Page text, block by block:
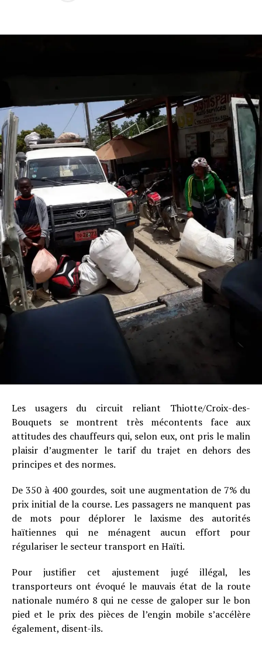
Les usagers du circuit reliant Thiotte/Croix-des-
Bouquets se montrent très mécontents face aux
attitudes des chauffeurs qui, selon eux, ont pris le malin
plaisir d’augmenter le tarif du trajet en dehors des
principes et des normes.
De 350 à 400 gourdes, soit une augmentation de 7% du
prix initial de la course. Les passagers ne manquent pas
de mots pour déplorer le laxisme des autorités
haïtiennes qui ne ménagent aucun effort pour
régulariser le secteur transport en Haïti.
Pour justifier cet ajustement jugé illégal, les
transporteurs ont évoqué le mauvais état de la route
nationale numéro 8 qui ne cesse de galoper sur le bon
pied et le prix des pièces de l’engin mobile s’accélère
également, disent-ils.